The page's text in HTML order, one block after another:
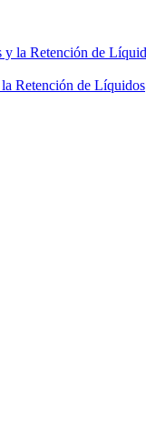
Retención de Líquidos